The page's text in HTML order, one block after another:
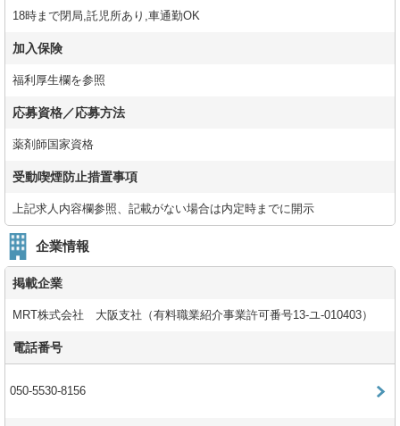
18時まで閉局,託児所あり,車通勤OK
加入保険
福利厚生欄を参照
応募資格／応募方法
薬剤師国家資格
受動喫煙防止措置事項
上記求人内容欄参照、記載がない場合は内定時までに開示
企業情報
掲載企業
MRT株式会社 大阪支社（有料職業紹介事業許可番号13-ユ-010403）
電話番号
050-5530-8156